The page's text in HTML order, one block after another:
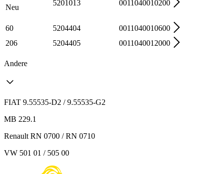
Neu
5201013 0011040010200
60 5204404
0011040010600
206
5204405 0011040012000
Andere
FIAT 9.55535-D2 / 9.55535-G2
MB 229.1
Renault RN 0700 / RN 0710
VW 501 01 / 505 00